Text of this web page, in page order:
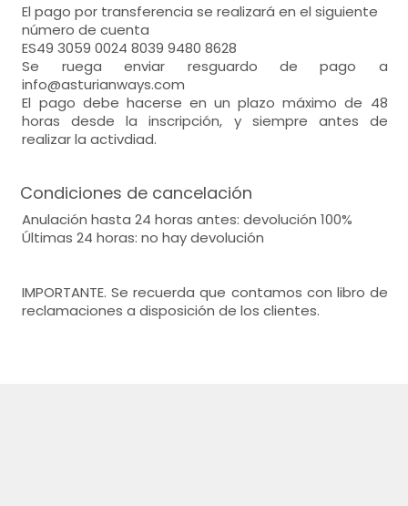
El pago por transferencia se realizará en el siguiente
número de cuenta
ES49 3059 0024 8039 9480 8628
Se ruega enviar resguardo de pago a
info@asturianways.com
El pago debe hacerse en un plazo máximo de 48
horas desde la inscripción, y siempre antes de
realizar la activdiad.
Condiciones de cancelación
Anulación hasta 24 horas antes: devolución 100%
Últimas 24 horas: no hay devolución
IMPORTANTE. Se recuerda que contamos con libro de
reclamaciones a disposición de los clientes.